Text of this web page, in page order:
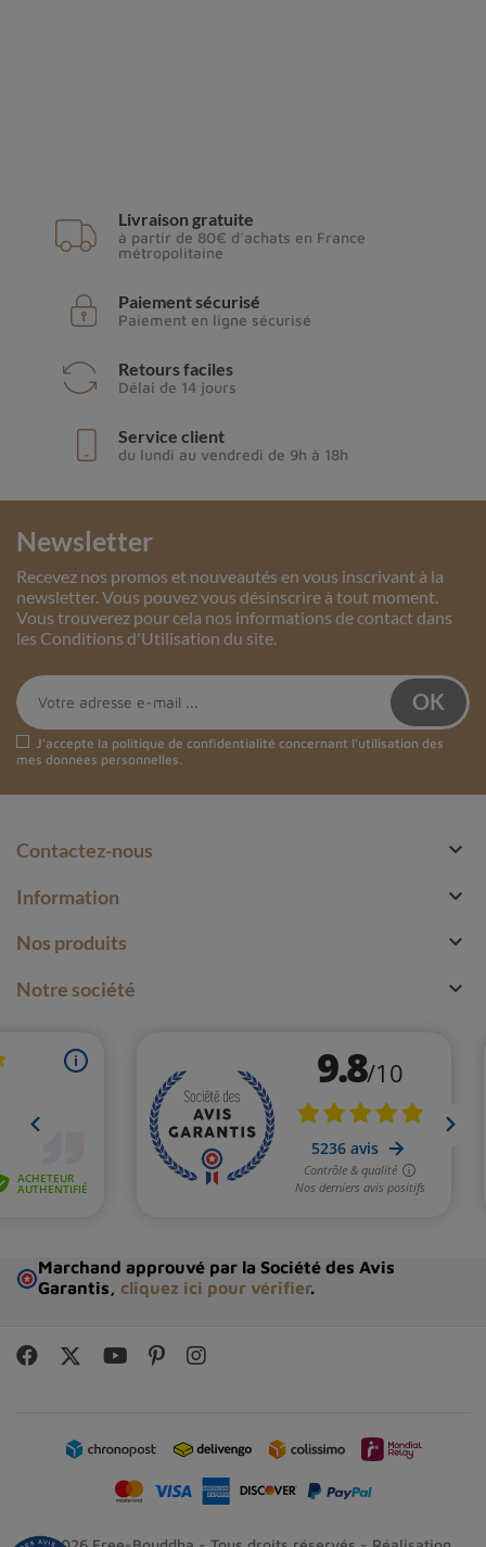
Livraison gratuite
à partir de 80€ d'achats en France
métropolitaine
Paiement sécurisé
Paiement en ligne sécurisé
Retours faciles
Délai de 14 jours
Service client
du lundi au vendredi de 9h à 18h
Newsletter
Recevez nos promos et nouveautés en vous inscrivant à la
newsletter. Vous pouvez vous désinscrire à tout moment.
Vous trouverez pour cela nos informations de contact dans
les Conditions d'Utilisation du site.
J'accepte la politique de confidentialité concernant l'utilisation des
mes données personnelles.
Contactez-nous 
Information 
Nos produits 
Notre société 
Marchand approuvé par la Société des Avis
Garantis, cliquez ici pour vérifier.